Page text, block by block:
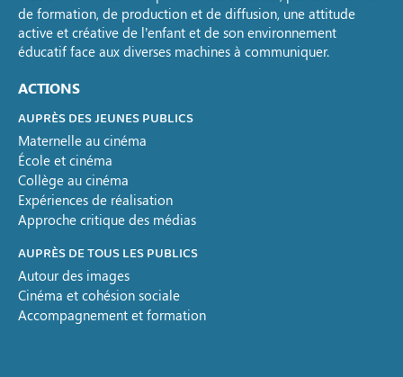
de formation, de production et de diffusion, une attitude
active et créative de l’enfant et de son environnement
éducatif face aux diverses machines à communiquer.
ACTIONS
AUPRÈS DES JEUNES PUBLICS
Maternelle au cinéma
École et cinéma
Collège au cinéma
Expériences de réalisation
Approche critique des médias
AUPRÈS DE TOUS LES PUBLICS
Autour des images
Cinéma et cohésion sociale
Accompagnement et formation